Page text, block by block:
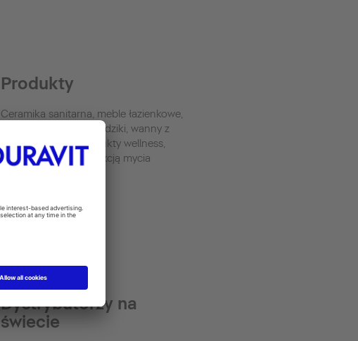
Produkty
Ceramika sanitarna, meble łazienkowe,
akcesoria, wanny i brodziki, wanny z
hydromasażem, produkty wellness,
deski sedesowe z funkcją mycia
Dystrybutorzy na
świecie